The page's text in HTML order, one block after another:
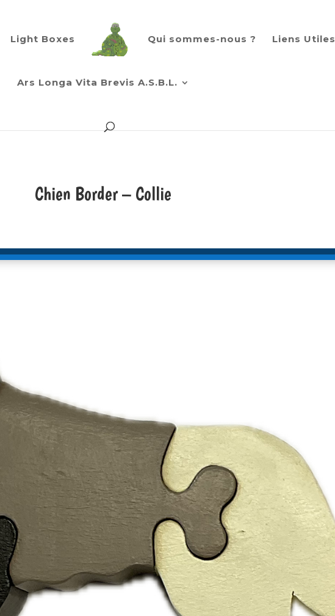
Light Boxes Qui sommes-nous ? Liens Utiles
Ars Longa Vita Brevis A.S.B.L.
Chien Border – Collie